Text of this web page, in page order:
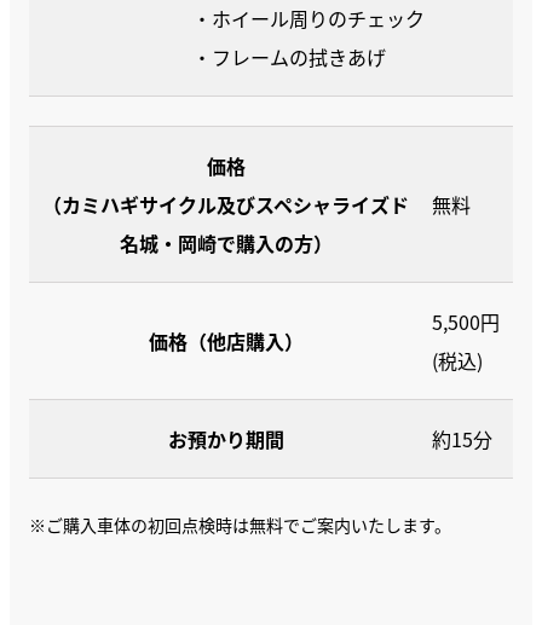
・ホイール周りのチェック
・フレームの拭きあげ
価格
（カミハギサイクル及びスペシャライズド
名城・岡崎で購入の方）
無料
価格（他店購入）
5,500円
(税込)
お預かり期間 約15分
※ご購入車体の初回点検時は無料でご案内いたします。